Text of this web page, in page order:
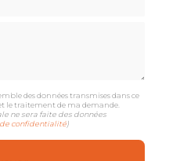
des données transmises dans ce
le traitement de ma demande.
ne sera faite des données
confidentialité)